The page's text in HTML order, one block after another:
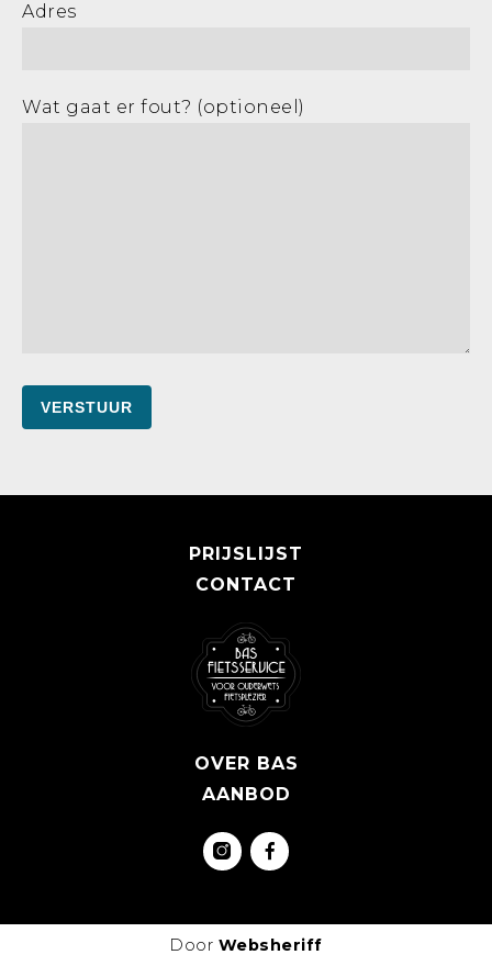
Adres
Wat gaat er fout? (optioneel)
PRIJSLIJST
CONTACT
OVER BAS
AANBOD
Door Websheriff